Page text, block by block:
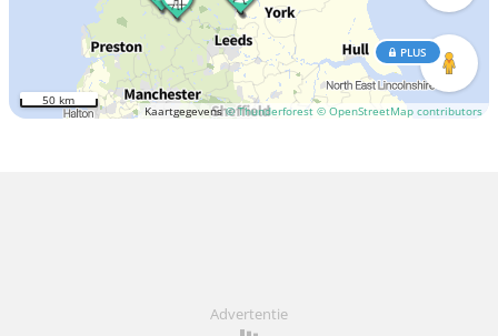
Kaartgegevens© Thunderforest © OpenStreetMap contributors
PLUS
50 km
Advertentie